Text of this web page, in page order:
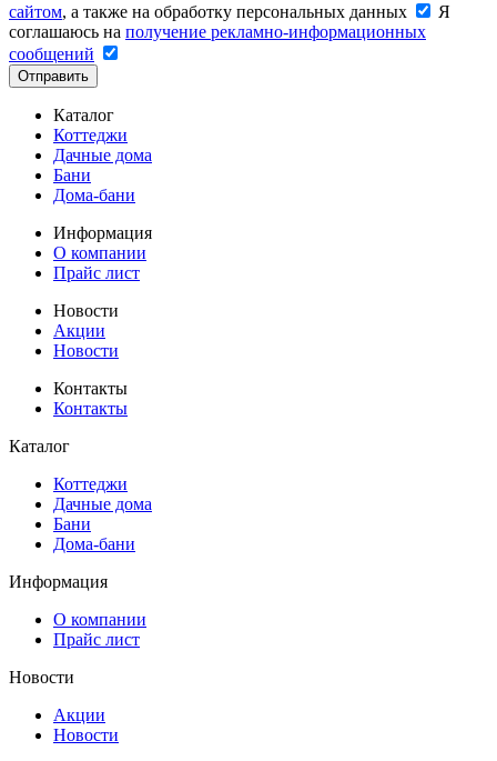
сайтом, а также на обработку персональных данных
Я
соглашаюсь на получение рекламно-информационных
сообщений
Отправить
Каталог
Коттеджи
Дачные дома
Бани
Дома-бани
Информация
О компании
Прайс лист
Новости
Акции
Новости
Контакты
Контакты
Каталог
Коттеджи
Дачные дома
Бани
Дома-бани
Информация
О компании
Прайс лист
Новости
Акции
Новости